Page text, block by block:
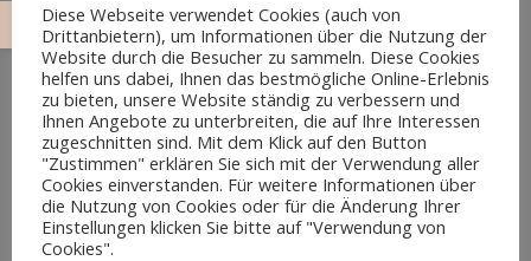
Diese Webseite verwendet Cookies (auch von
Drittanbietern), um Informationen über die Nutzung der
Website durch die Besucher zu sammeln. Diese Cookies
helfen uns dabei, Ihnen das bestmögliche Online-Erlebnis
zu bieten, unsere Website ständig zu verbessern und
Ihnen Angebote zu unterbreiten, die auf Ihre Interessen
zugeschnitten sind. Mit dem Klick auf den Button
"Zustimmen" erklären Sie sich mit der Verwendung aller
Cookies einverstanden. Für weitere Informationen über
die Nutzung von Cookies oder für die Änderung Ihrer
Einstellungen klicken Sie bitte auf "Verwendung von
Cookies".